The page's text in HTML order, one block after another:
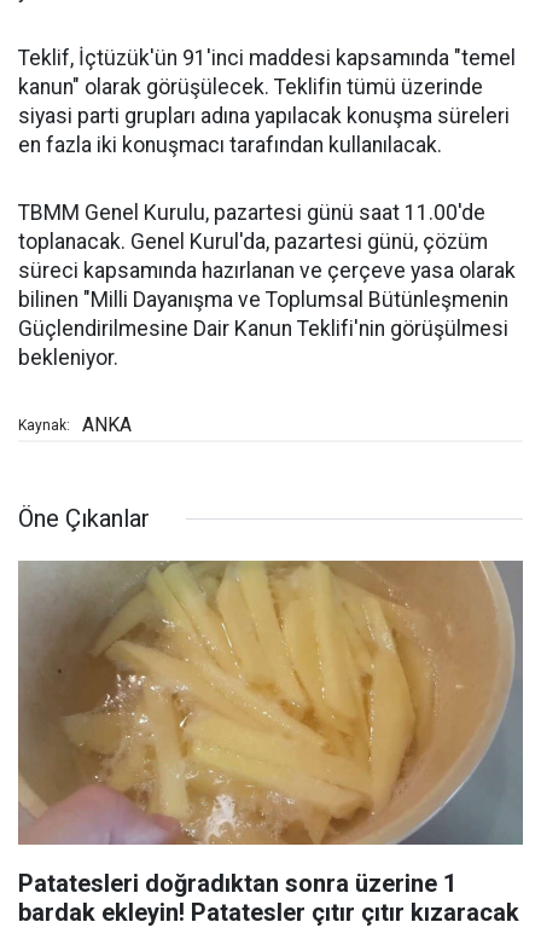
Teklif, İçtüzük'ün 91'inci maddesi kapsamında "temel
kanun" olarak görüşülecek. Teklifin tümü üzerinde
siyasi parti grupları adına yapılacak konuşma süreleri
en fazla iki konuşmacı tarafından kullanılacak.
TBMM Genel Kurulu, pazartesi günü saat 11.00'de
toplanacak. Genel Kurul'da, pazartesi günü, çözüm
süreci kapsamında hazırlanan ve çerçeve yasa olarak
bilinen "Milli Dayanışma ve Toplumsal Bütünleşmenin
Güçlendirilmesine Dair Kanun Teklifi'nin görüşülmesi
bekleniyor.
Kaynak: ANKA
Öne Çıkanlar
Patatesleri doğradıktan sonra üzerine 1
bardak ekleyin! Patatesler çıtır çıtır kızaracak